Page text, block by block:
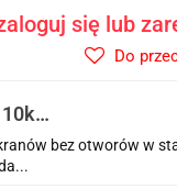
się lub
Do
bez otworów w